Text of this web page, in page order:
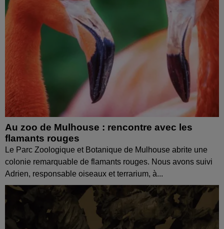
Au zoo de Mulhouse : rencontre avec les
flamants rouges
Le Parc Zoologique et Botanique de Mulhouse abrite une
colonie remarquable de flamants rouges. Nous avons suivi
Adrien, responsable oiseaux et terrarium, à...